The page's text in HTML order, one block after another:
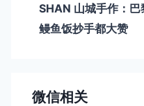
SHAN 山城手作：
鳗鱼饭抄手都大赞
微信相关